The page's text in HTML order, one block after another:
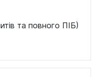
та повного ПІБ)